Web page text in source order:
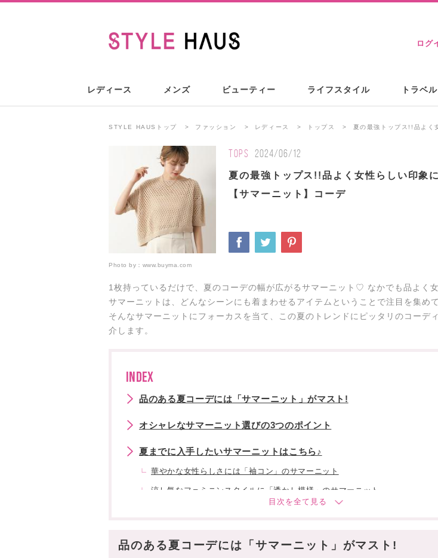
ログ
レディース メンズ ビューティー ライフスタイル トラベル
STYLE HAUSトップ ファッション レディース トップス 夏の最強トップス!!品よく
TOPS 2024/06/12
夏の最強トップス!!品よく女性らしい印象
【サマーニット】コーデ
Photo by： www.buyma.com
1枚持っているだけで、夏のコーデの幅が広がるサマーニット♡ なかでも品よく
サマーニットは、どんなシーンにも着まわせるアイテムということで注目を集め
そんなサマーニットにフォーカスを当て、この夏のトレンドにピッタリのコーデ
介します。
INDEX
品のある夏コーデには「サマーニット」がマスト!
オシャレなサマーニット選びの3つのポイント
夏までに入手したいサマーニットはこちら♪
華やかな女性らしさには「袖コン」のサマーニット
涼し気なフェミニンスタイルに「透かし模様」のサマーニット
キレイ目スタイルには「バイカラー」のサマーニット
品のある夏コーデには「サマーニット」がマスト!